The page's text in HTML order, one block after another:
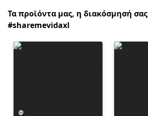
Τα προϊόντα μας, η διακόσμησή σας
#sharemevidaxl